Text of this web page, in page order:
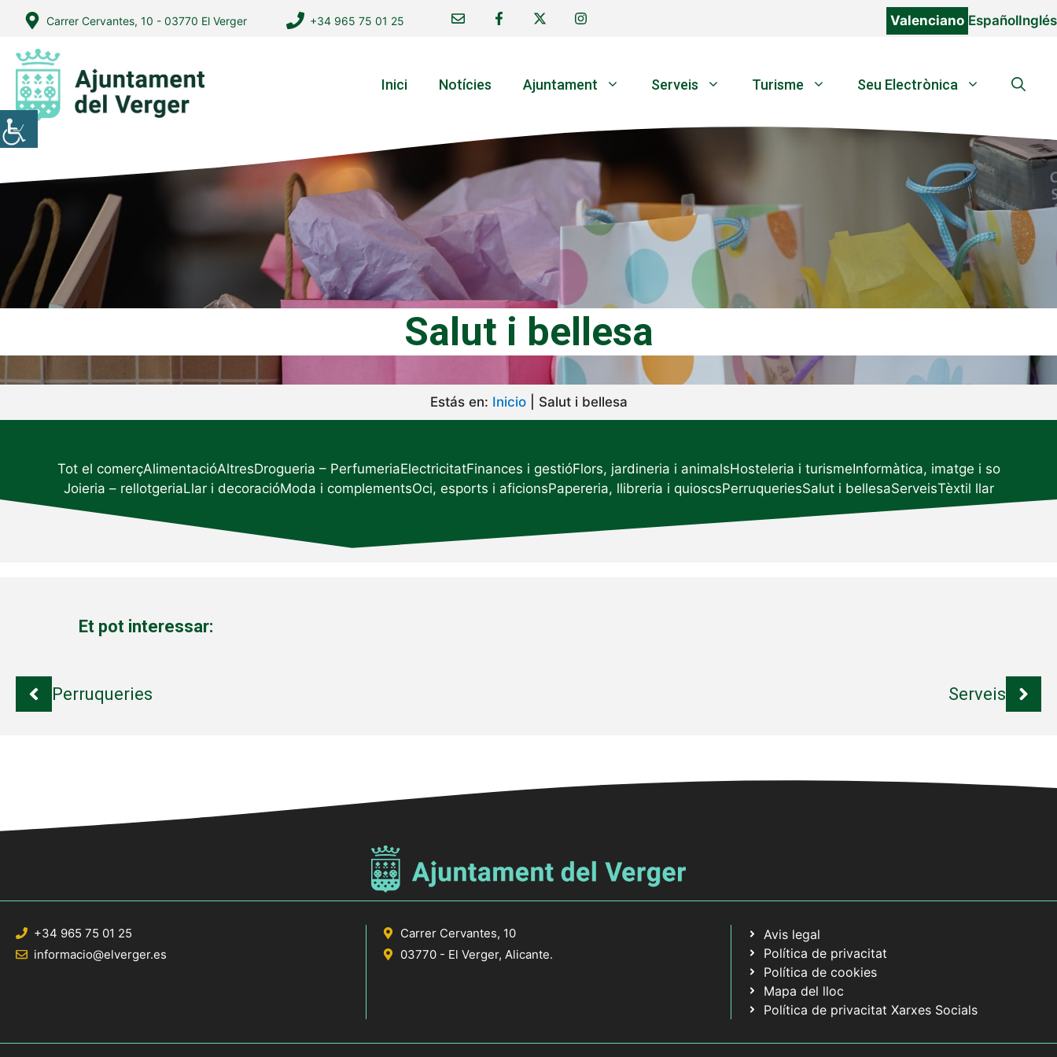
contingut
Carrer Cervantes, 10 - 03770 El Verger +34 965 75 01 25 Valenciano EspañolInglés
Inici Notícies Ajuntament Serveis Turisme Seu Electrònica
Salut i bellesa
Estás en: Inicio| Salut i bellesa
Tot el comerçAlimentacióAltresDrogueria – PerfumeriaElectricitatFinances i gestióFlors, jardineria i animalsHosteleria i turismeInformàtica, imatge i so
Joieria – rellotgeriaLlar i decoracióModa i complementsOci, esports i aficionsPapereria, llibreria i quioscsPerruqueriesSalut i bellesaServeisTèxtil llar
Et pot interessar:
Perruqueries Serveis
+34 965 75 01 25
informacio@elverger.es
Carrer Cervantes, 10
03770 - El Verger, Alicante.
Avis legal
Política de privacitat
Política de cookies
Mapa del lloc
Política de privacitat Xarxes Socials